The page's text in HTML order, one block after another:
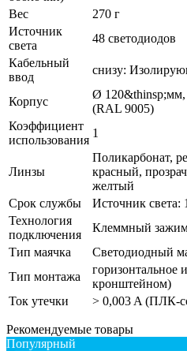
Вес
270 г
Источник
света
48 светодиодов
Кабельный
ввод
снизу:
Корпус
Ø
(RAL 9005)
Коэффициент
использования
1
Линзы
Поликарбонат,
красный,
желтый
Срок службы
Источник света:
Технология
подключения
Клеммный
Тип маячка
Светодиодный
Тип монтажа
горизонтальное
кронштейном)
Ток утечки
> 0,003 A (ПЛК-
Рекомендуемые товары
Популярный